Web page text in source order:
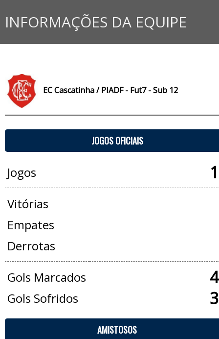
INFORMAÇÕES DA EQUIPE
EC Cascatinha / PIADF - Fut7 - Sub 12
JOGOS OFICIAIS
Jogos
Vitórias
Empates
Derrotas
Gols Marcados
Gols Sofridos
AMISTOSOS